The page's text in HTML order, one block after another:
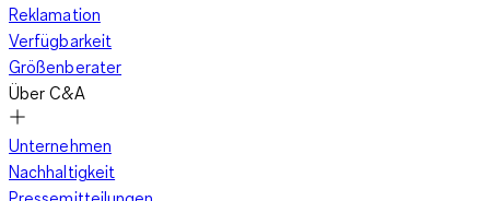
Reklamation
Verfügbarkeit
Größenberater
Über C&A
Unternehmen
Nachhaltigkeit